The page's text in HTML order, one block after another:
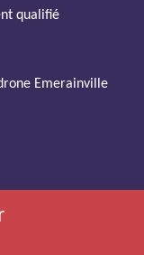
qualifié
Emerainville